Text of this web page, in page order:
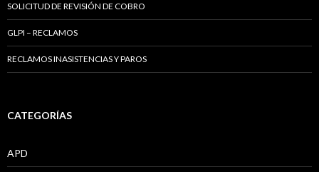
SOLICITUD DE REVISIÓN DE COBRO
GLPI – RECLAMOS
RECLAMOS INASISTENCIAS Y PAROS
CATEGORÍAS
APD